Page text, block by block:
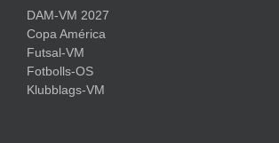
DAM-VM 2027
Copa América
Futsal-VM
Fotbolls-OS
Klubblags-VM